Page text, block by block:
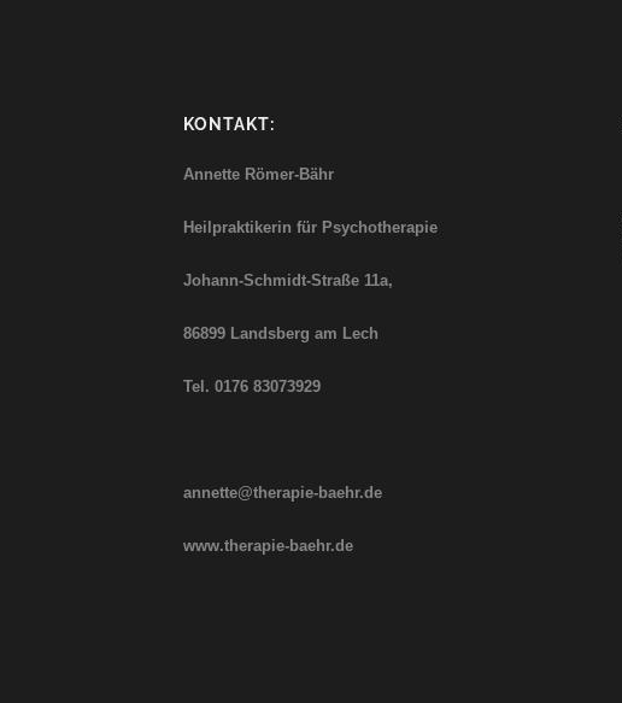
KONTAKT:
Annette Römer-Bähr
Heilpraktikerin für Psychotherapie
Johann-Schmidt-Straße 11a,
86899 Landsberg am Lech
Tel. 0176 83073929
annette@therapie-baehr.de
www.therapie-baehr.de